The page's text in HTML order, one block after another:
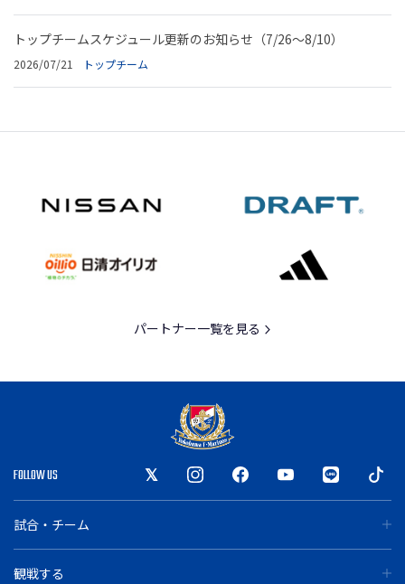
トップチームスケジュール更新のお知らせ（7/26～8/10）
2026/07/21 トップチーム
パートナー一覧を見る
FOLLOW US
試合・チーム
観戦する